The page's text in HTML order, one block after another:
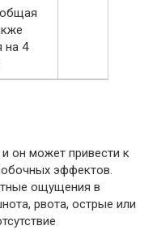
на 4
он может привести к
эффектов.
ощущения в
рвота, острые или